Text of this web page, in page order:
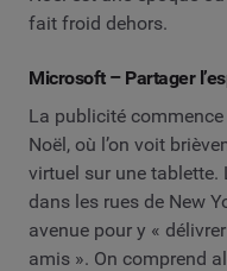
fait froid dehors.
Microsoft – Partager
La publicité
Noël, où l’on voit
virtuel sur une tablette.
dans les rues de New
avenue pour y «
amis ». On comprend